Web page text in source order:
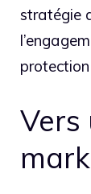
stratégie
Vers